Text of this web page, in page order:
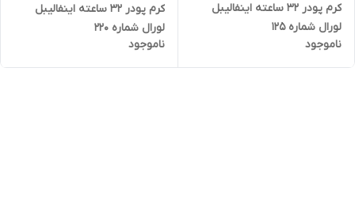
کرم پودر 32 ساعته اینفالیبل
لورال شماره 125
ناموجود
کرم پودر 32 ساعته اینفالیبل
لورال شماره 220
ناموجود